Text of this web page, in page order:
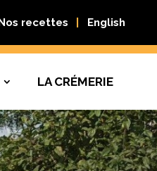
recettes English
LA CRÉMERIE